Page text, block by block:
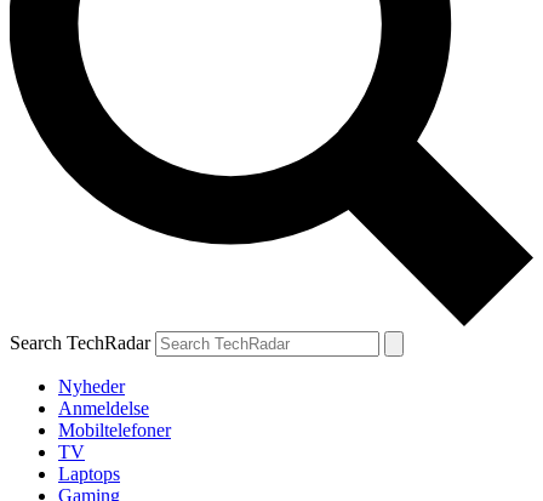
Search TechRadar
Nyheder
Anmeldelse
Mobiltelefoner
TV
Laptops
Gaming